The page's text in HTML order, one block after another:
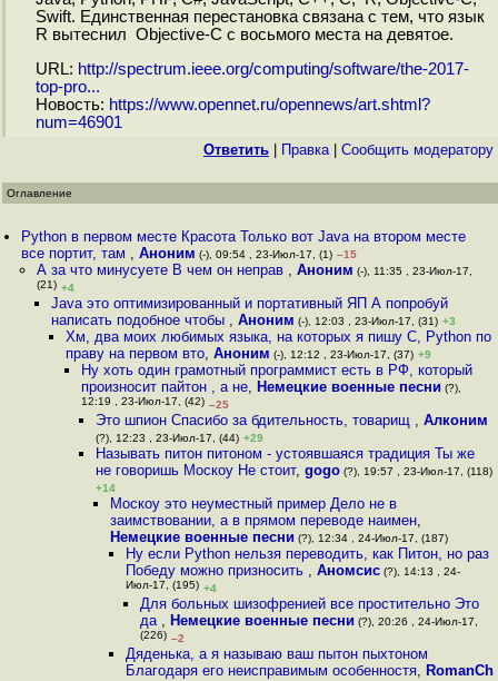
Swift. Единственная перестановка связана с тем, что язык
R вытеснил Objective-C с восьмого места на девятое.
URL: http://spectrum.ieee.org/computing/software/the-2017-
top-pro...
Новость: https://www.opennet.ru/opennews/art.shtml?
num=46901
Ответить Правка| Cообщить модератору
Оглавление
Python в первом месте Красота Только вот Java на втором месте
все портит, там ,Аноним (-), 09:54 , 23-Июл-17, (1) –15
А за что минусуете В чем он неправ , Аноним (-), 11:35 , 23-Июл-17,
(21) +4
Java это оптимизированный и портативный ЯП А попробуй
написать подобное чтобы , Аноним (-), 12:03 , 23-Июл-17, (31) +3
Хм, два моих любимых языка, на которых я пишу C, Python по
праву на первом вто,Аноним (-), 12:12 , 23-Июл-17, (37) +9
Ну хоть один грамотный программист есть в РФ, который
произносит пайтон , а не, Немецкие военные песни (?),
12:19 , 23-Июл-17, (42) –25
Это шпион Спасибо за бдительность, товарищ , Алконим
(?), 12:23 , 23-Июл-17, (44) +29
Называть питон питоном - устоявшаяся традиция Ты же
не говоришь Москоу Не стоит, gogo(?), 19:57 , 23-Июл-17, (118)
+14
Москоу это неуместный пример Дело не в
заимствовании, а в прямом переводе наимен,
Немецкие военные песни (?), 12:34 , 24-Июл-17, (187)
Ну если Python нельзя переводить, как Питон, но раз
Победу можно призносить , Аномсис(?), 14:13 , 24-
Июл-17, (195) +4
Для больных шизофренией все простительно Это
да , Немецкие военные песни (?), 20:26 , 24-Июл-17,
(226) –2
Дяденька, а я называю ваш пытон пыхтоном
Благодаря его неисправимым особенностя, RomanCh